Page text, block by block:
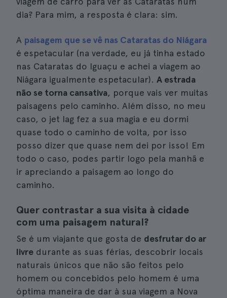
dia? Para mim, a resposta é clara: sim.
A paisagem que se vê nas Cataratas do Niágara
é espetacular (na verdade, eu já tinha estado
nas Cataratas do Iguaçu e achei a viagem ao
Niágara igualmente espetacular). A estrada
não se torna cansativa, porque vais ver muitas
paisagens pelo caminho. Além disso, no meu
caso, o jet lag fez a sua magia e eu dormi
quase todo o caminho de volta, por isso
posso dizer que quase nem dei por isso! Em
todo o caso, podes partir logo pela manhã e
ir apreciando a paisagem ao longo do
caminho.
Quer contrastar a sua visita à cidade
com uma paisagem natural?
Se é um viajante que gosta de desfrutar do ar
livre durante as suas férias, descobrir locais
naturais únicos que não são feitos pelo
homem ou concebidos pelo homem é uma
óptima maneira de dar à sua viagem a Nova